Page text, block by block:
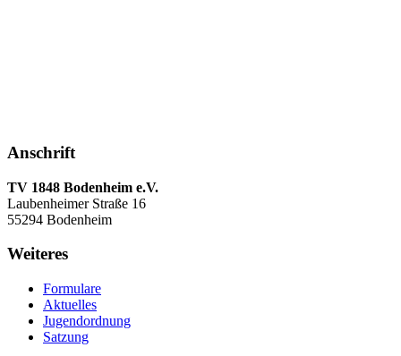
Anschrift
TV 1848 Bodenheim e.V.
Laubenheimer Straße 16
55294 Bodenheim
Weiteres
Formulare
Aktuelles
Jugendordnung
Satzung